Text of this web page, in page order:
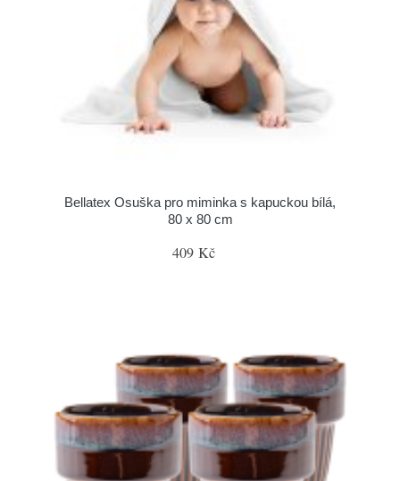
Bellatex Osuška pro miminka s kapuckou bílá,
80 x 80 cm
409 Kč